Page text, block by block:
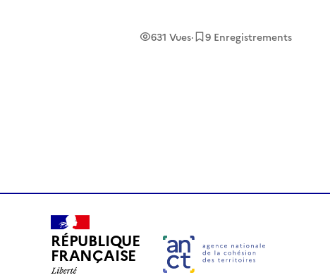
631 Vues· 9 Enregistrements
RÉPUBLIQUE
FRANÇAISE